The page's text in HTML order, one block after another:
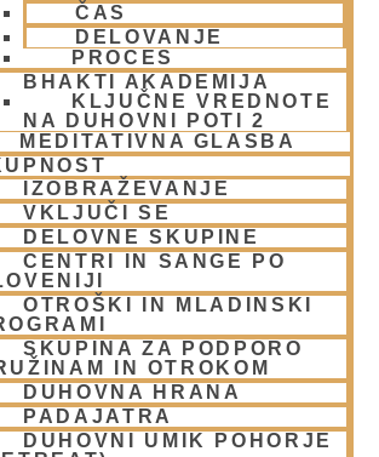
ČAS
DELOVANJE
PROCES
BHAKTI AKADEMIJA
KLJUČNE VREDNOTE
NA DUHOVNI POTI 2
MEDITATIVNA GLASBA
IZOBRAŽEVANJE
VKLJUČI SE
DELOVNE SKUPINE
CENTRI IN SANGE PO
OTROŠKI IN MLADINSKI
SKUPINA ZA PODPORO
IN OTROKOM
DUHOVNA HRANA
PADAJATRA
DUHOVNI UMIK POHORJE
spletno stran